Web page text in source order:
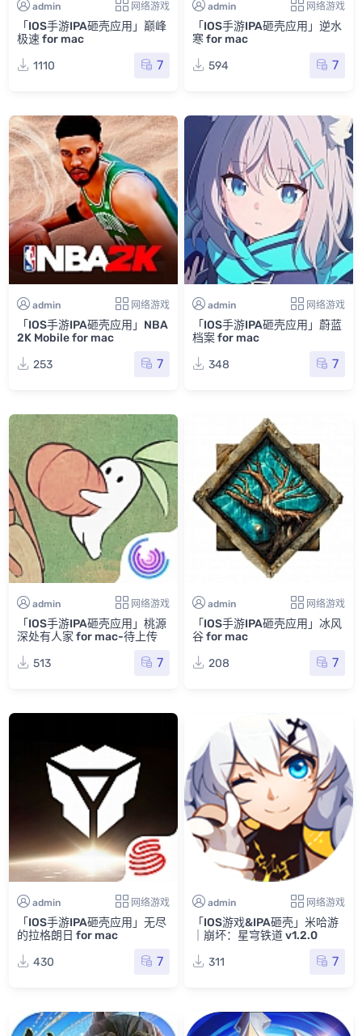
admin 网络游戏
「IOS手游IPA砸壳应用」巅峰
极速 for mac
1110
7
admin 网络游戏
「IOS手游IPA砸壳应用」逆水
寒 for mac
594
7
admin 网络游戏
「IOS手游IPA砸壳应用」NBA
2K Mobile for mac
253
7
admin 网络游戏
「IOS手游IPA砸壳应用」蔚蓝
档案 for mac
348
7
admin 网络游戏
「IOS手游IPA砸壳应用」桃源
深处有人家 for mac-待上传
513
7
admin 网络游戏
「IOS手游IPA砸壳应用」冰风
谷 for mac
208
7
admin 网络游戏
「IOS手游IPA砸壳应用」无尽
的拉格朗日 for mac
430
7
admin 网络游戏
「IOS游戏&IPA砸壳」米哈游
｜崩坏：星穹铁道 v1.2.0
311
7